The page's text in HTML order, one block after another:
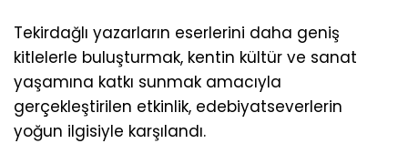
Tekirdağlı yazarların eserlerini daha geniş
kitlelerle buluşturmak, kentin kültür ve sanat
yaşamına katkı sunmak amacıyla
gerçekleştirilen etkinlik, edebiyatseverlerin
yoğun ilgisiyle karşılandı.